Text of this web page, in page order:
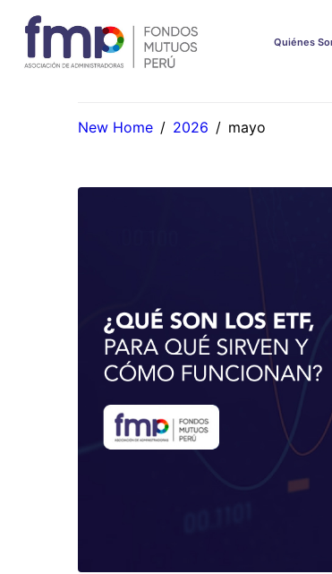
Quiénes
New Home / 2026 / mayo